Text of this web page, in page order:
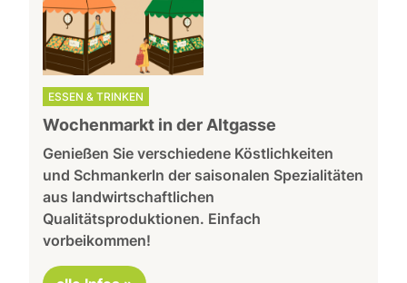
ESSEN & TRINKEN
Wochenmarkt in der Altgasse
Genießen Sie verschiedene Köstlichkeiten
und Schmankerln der saisonalen Spezialitäten
aus landwirtschaftlichen
Qualitätsproduktionen. Einfach
vorbeikommen!